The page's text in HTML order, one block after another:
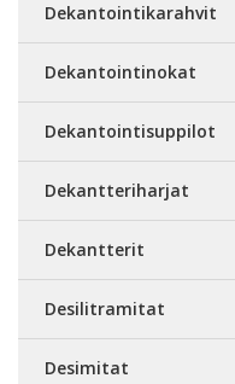
Dekantointikarahvit
Dekantointinokat
Dekantointisuppilot
Dekantteriharjat
Dekantterit
Desilitramitat
Desimitat